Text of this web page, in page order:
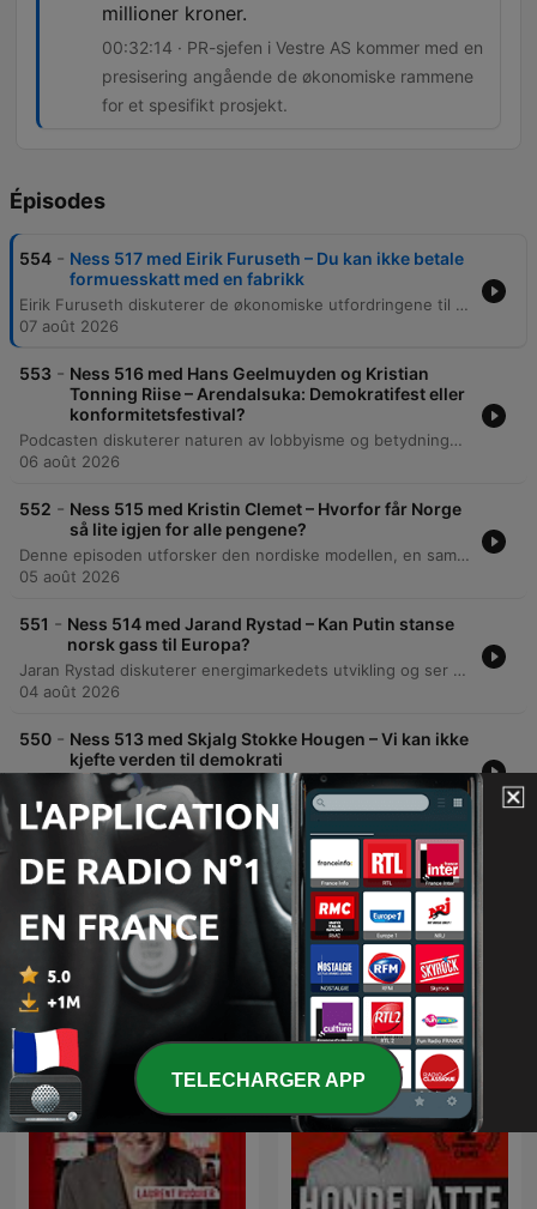
millioner kroner.
00:32:14 · PR-sjefen i Vestre AS kommer med en
presisering angående de økonomiske rammene
for et spesifikt prosjekt.
Épisodes
554 - Ness 517 med Eirik Furuseth – Du kan ikke betale
formuesskatt med en fabrikk
Eirik Furuseth diskuterer de økonomiske utfordringene til møbelprodusenten Vestre, med særlig fokus på hvordan det norske skattesystemet, inkludert formuesskatt og utbytteskatt, presser familieeide bedrifter. Det argumenteres for at dagens regime tvinger eiere til å tappe selskaper for kapital for å møte personlige skatteforpliktelser, noe som svekker konkurransekraften. Segmentet belyser også trusselen fra tollbarrierer og behovet for mer konkurransedyktige vilkår for norsk næringsutvikling. Episoden inneholder også en presisering fra Vestre AS angående de økonomiske rammene for selskapets investeringer.
07 août 2026
553 - Ness 516 med Hans Geelmuyden og Kristian
Tonning Riise – Arendalsuka: Demokratifest eller
konformitetsfestival?
Podcasten diskuterer naturen av lobbyisme og betydningen av Arendalsuka som en politisk møteplass. Deltakerne debatterer om lobbyvirksomhet er en mistenkelig praksis eller en nødvendig kilde til spesialisert informasjon for beslutningstakere, samt hvordan behovet for status og makt skaper gruppepress og allianser. Samtalen utforsker videre forholdet mellom politikk og næringsliv, med fokus på hvordan selskaper som Statkraft og Equinor påvirker energipolitikken. Det diskuteres også maktstrukturer i det korporative systemet, betydningen av emosjonelle beslutningsprosesser, og utfordringene ved lukkede lobbyprosesser.
06 août 2026
552 - Ness 515 med Kristin Clemet – Hvorfor får Norge
så lite igjen for alle pengene?
Denne episoden utforsker den nordiske modellen, en samfunnsmodell preget av liberale demokratier, markedsøkonomi og universelle velferdsordninger. Samtalen belyser de politiske avveiningene mellom frihet og likhet, samt betydningen av trepartsmodellen og høy tillit i det norske samfunnet. Videre diskuteres den norske modellens utvikling fra en regulert økonomi på 1970-tallet til en mer liberalisert markedsøkonomi. Episoden adresserer bekymringer knyttet til ineffektiv ressursbruk i offentlig sektor, risikoen for lav produktivitetsvekst og hvordan oljeformuen kan ha bidratt til en ekspansjon av staten som utfordrer fremtidig innovasjon og talentutvikling.
05 août 2026
551 - Ness 514 med Jarand Rystad – Kan Putin stanse
norsk gass til Europa?
Jaran Rystad diskuterer energimarkedets utvikling og ser for seg lavere oljepriser grunnet økt kapasitet og strategiske løsninger i land som Kina og Saudi-Arabia. Han belyser hvordan nye rørledninger og alternative transportveier reduserer risikoen knyttet til Hormuz-stredet, selv om raffinerier for øyeblikket opplever flaskehalser. Videre diskuteres stabiliteten i det globale energimarkedet. Til tross for geopolitiske spenninger i Midtøsten og potensielle trusler mot norske gassrørledninger, forblir tilgangen relativt robust. Økte LNG-import, batterilagring og strategisk hedging blant amerikanske produsenter har bidratt til å forhindre en gjentakelse av energikrisen i 2022.
04 août 2026
550 - Ness 513 med Skjalg Stokke Hougen – Vi kan ikke
kjefte verden til demokrati
Sjalg Stokkehaugen diskuterer utfordringene ved å misjonere vestlige verdier i en multipolar verden, der land som India og Kina representerer alternative maktsentre. Han argumenterer for at en slik tilnærming kan virke imperialistisk og fremmedgjørende, og peker på behovet for å fokusere mer på interesser og pragmatiske samarbeid. Samtalen utforsker spenningen mellom realpolitikk og forsvar av menneskerettigheter, med fokus på viktigheten av å bygge sterke institusjoner og ytringsfrihet. Det legges vekt på behovet for å sikre egne demokratier og en mer diplomatisk tilnærming til land som India fremfor kritikk.
02 août 2026
Afficher plus d'épisodes
Plus de podcasts Actualités
Tout voir
TELECHARGER APP